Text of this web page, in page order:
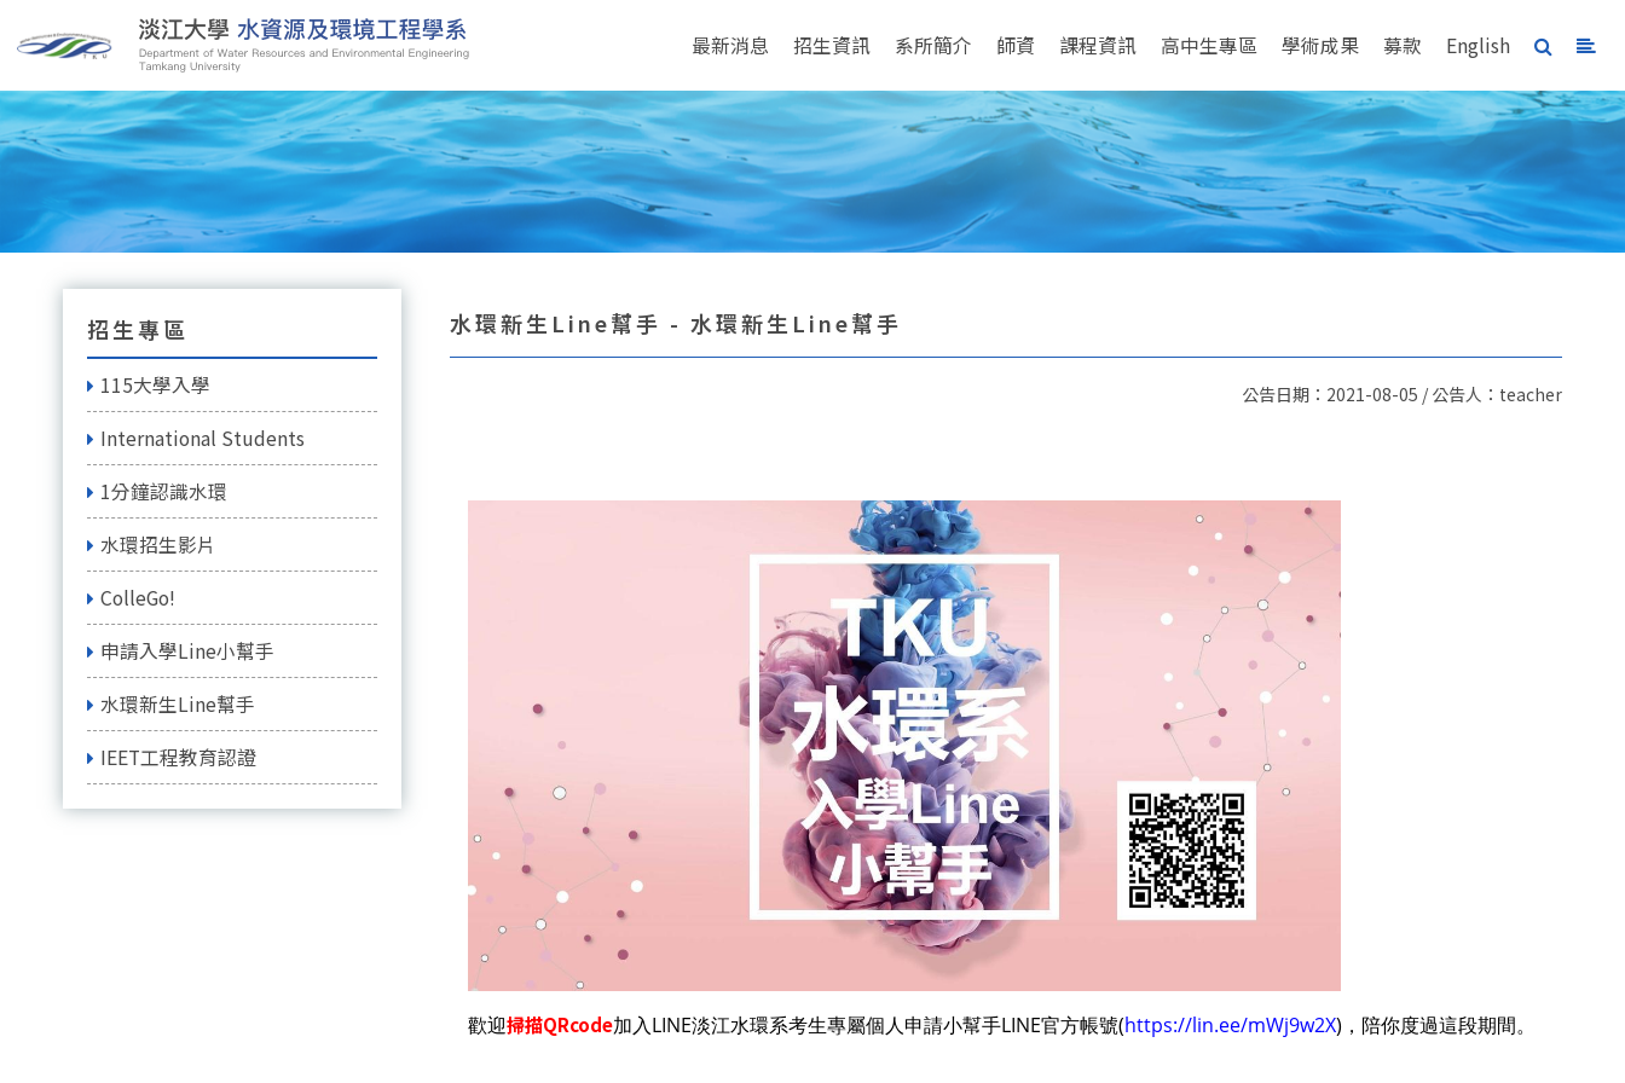
最新消息 招生資訊 系所簡介 師資 課程資訊 高中生專區 學術成果 募款 English
招生專區
115大學入學
International Students
1分鐘認識水環
水環招生影片
ColleGo!
申請入學Line小幫手
水環新生Line幫手
IEET工程教育認證
水環新生Line幫手 - 水環新生Line幫手
公告日期：2021-08-05 / 公告人：teacher
歡迎掃描QRcode加入LINE淡江水環系考生專屬個人申請小幫手LINE官方帳號(https://lin.ee/mWj9w2X) ，陪你度過這段期間。